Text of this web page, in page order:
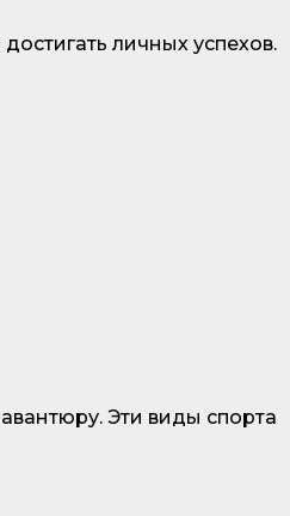
личных успехов.
Эти виды спорта